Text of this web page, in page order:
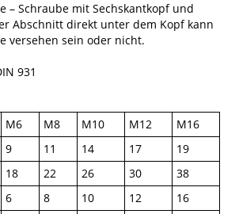
– Schraube mit Sechskantkopf und
Abschnitt direkt unter dem Kopf kann
versehen sein oder nicht.
931
M6 M8 M10 M12
M16
9 11 14 17
19
18 22 26 30
38
6 8 10 12
16